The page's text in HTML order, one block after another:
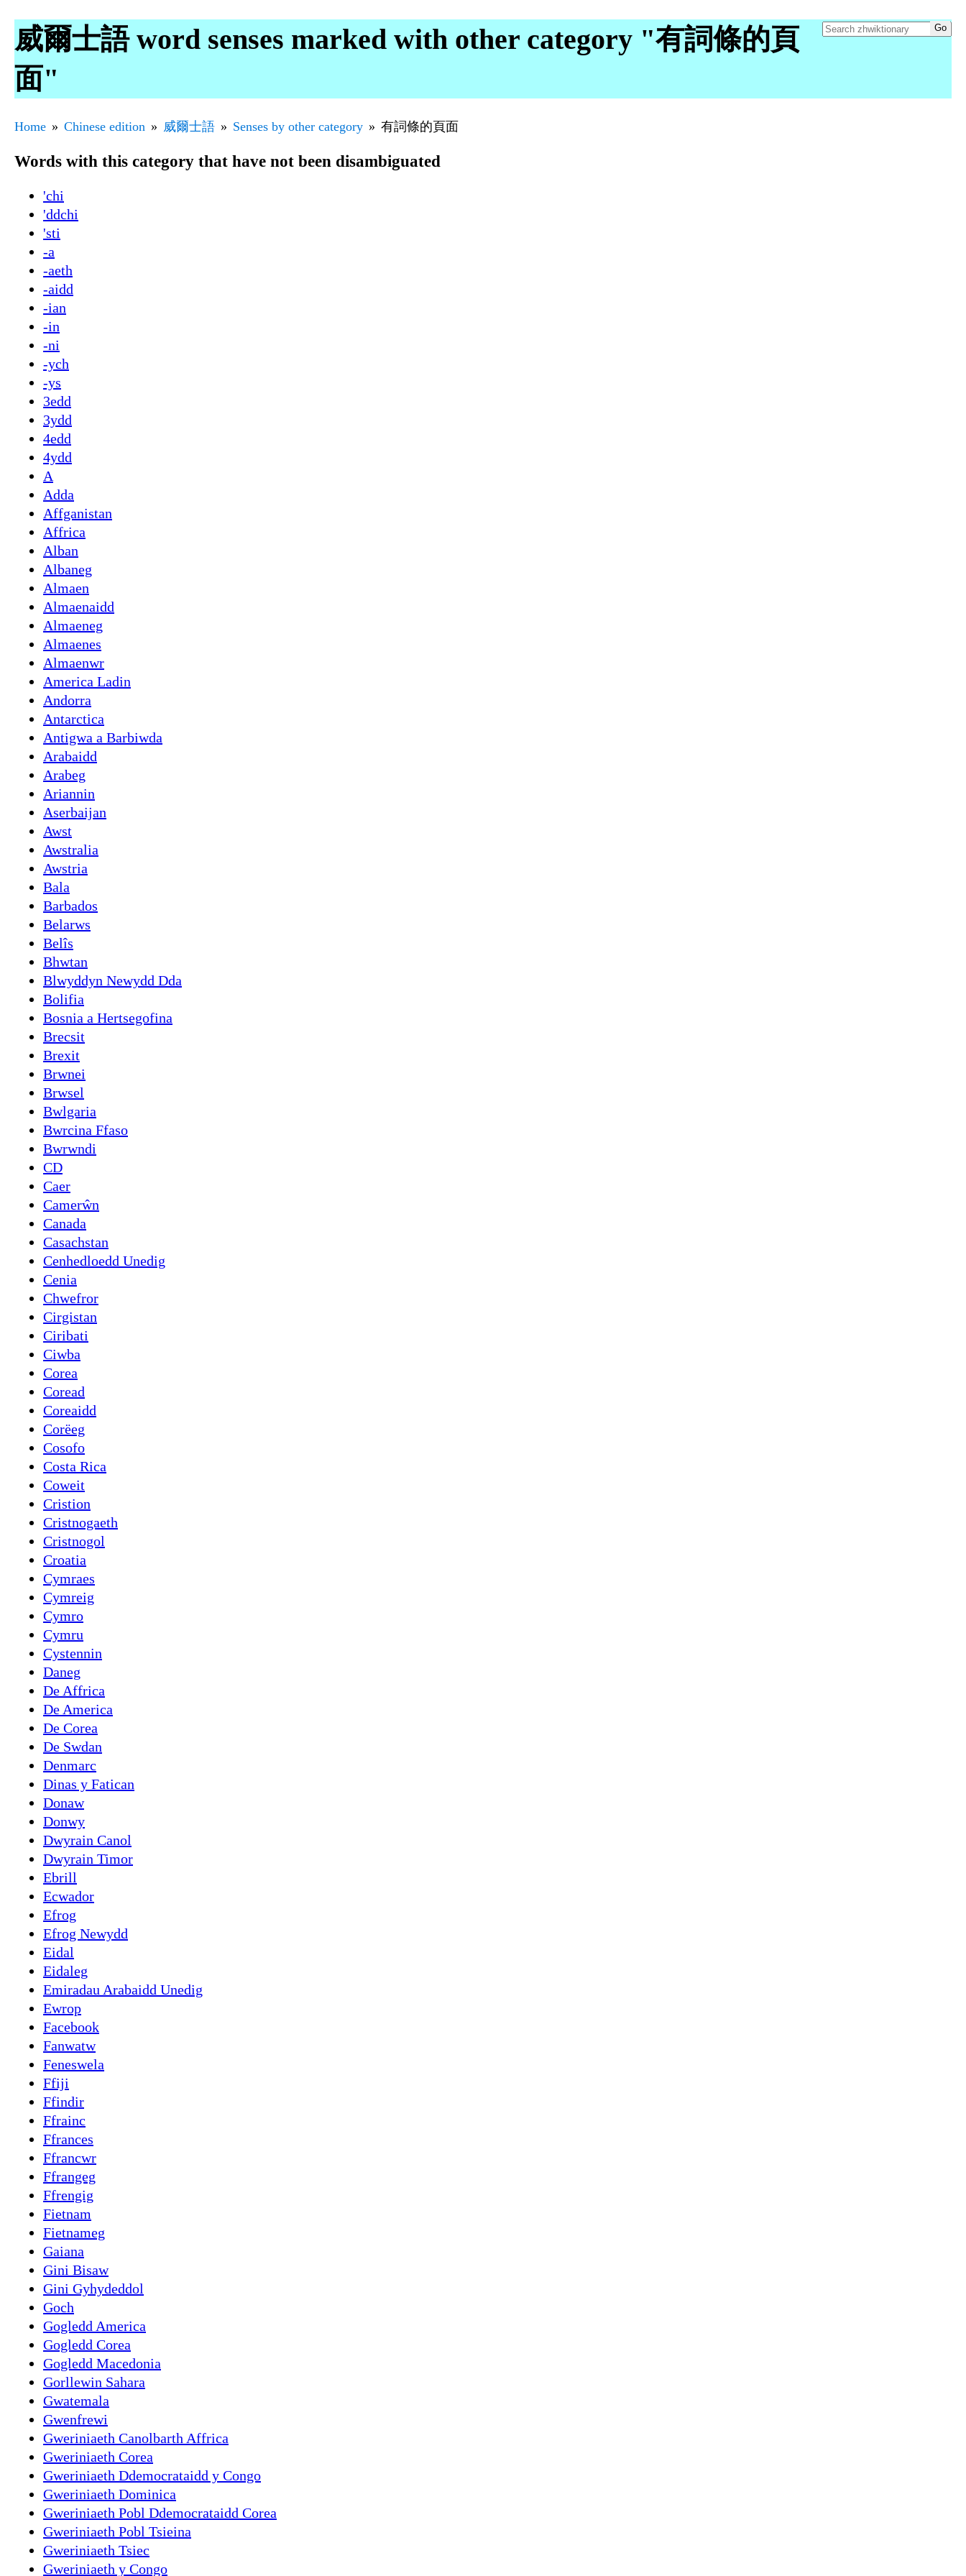
威爾士語 word senses marked with other category "有詞條的頁
面"
Home Chinese edition 威爾士語 Senses by other category 有詞條的頁面
Words with this category that have not been disambiguated
'chi
'ddchi
'sti
-a
-aeth
-aidd
-ian
-in
-ni
-ych
-ys
3edd
3ydd
4edd
4ydd
A
Adda
Affganistan
Affrica
Alban
Albaneg
Almaen
Almaenaidd
Almaeneg
Almaenes
Almaenwr
America Ladin
Andorra
Antarctica
Antigwa a Barbiwda
Arabaidd
Arabeg
Ariannin
Aserbaijan
Awst
Awstralia
Awstria
Bala
Barbados
Belarws
Belîs
Bhwtan
Blwyddyn Newydd Dda
Bolifia
Bosnia a Hertsegofina
Brecsit
Brexit
Brwnei
Brwsel
Bwlgaria
Bwrcina Ffaso
Bwrwndi
CD
Caer
Camerŵn
Canada
Casachstan
Cenhedloedd Unedig
Cenia
Chwefror
Cirgistan
Ciribati
Ciwba
Corea
Coread
Coreaidd
Corëeg
Cosofo
Costa Rica
Coweit
Cristion
Cristnogaeth
Cristnogol
Croatia
Cymraes
Cymreig
Cymro
Cymru
Cystennin
Daneg
De Affrica
De America
De Corea
De Swdan
Denmarc
Dinas y Fatican
Donaw
Donwy
Dwyrain Canol
Dwyrain Timor
Ebrill
Ecwador
Efrog
Efrog Newydd
Eidal
Eidaleg
Emiradau Arabaidd Unedig
Ewrop
Facebook
Fanwatw
Feneswela
Ffiji
Ffindir
Ffrainc
Ffrances
Ffrancwr
Ffrangeg
Ffrengig
Fietnam
Fietnameg
Gaiana
Gini Bisaw
Gini Gyhydeddol
Goch
Gogledd America
Gogledd Corea
Gogledd Macedonia
Gorllewin Sahara
Gwatemala
Gwenfrewi
Gweriniaeth Canolbarth Affrica
Gweriniaeth Corea
Gweriniaeth Ddemocrataidd y Congo
Gweriniaeth Dominica
Gweriniaeth Pobl Ddemocrataidd Corea
Gweriniaeth Pobl Tsieina
Gweriniaeth Tsiec
Gweriniaeth y Congo